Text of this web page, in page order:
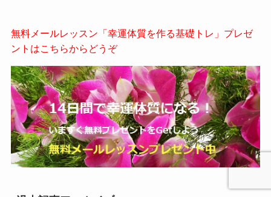
無料メールレッスン「幸運体質を作る基礎トレ」プレゼ
ントはこちらからどうぞ